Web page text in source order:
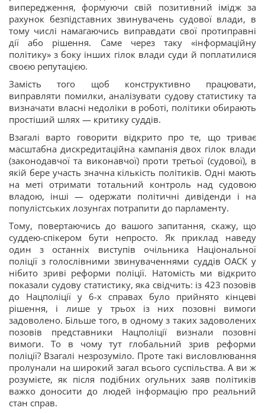
випередження, формуючи свій позитивний імідж за
рахунок безпідставних звинувачень судової влади, в
тому числі намагаючись виправдати свої протиправні
дії або рішення. Саме через таку «інформаційну
політику» з боку інших гілок влади суди й поплатилися
своєю репутацією.
Замість того щоб конструктивно працювати,
виправляти помилки, аналізувати судову статистику та
визначати власні недоліки в роботі, політики обирають
простіший шлях — критику суддів.
Взагалі варто говорити відкрито про те, що триває
масштабна дискредитаційна кампанія двох гілок влади
(законодавчої та виконавчої) проти третьої (судової), в
якій бере участь значна кількість політиків. Одні мають
на меті отримати тотальний контроль над судовою
владою, інші — одержати політичні дивіденди і на
популістських лозунгах потрапити до парламенту.
Тому, повертаючись до вашого запитання, скажу, що
суддею-спікером бути непросто. Як приклад наведу
один з останніх виступів очільника Національної
поліції з голослівними звинуваченнями суддів ОАСК у
нібито зриві реформи поліції. Натомість ми відкрито
показали судову статистику, яка свідчить: із 423 позовів
до Нацполіції у 6-х справах було прийнято кінцеві
рішення, і лише у трьох із них позовні вимоги
задоволено. Більше того, в одному з таких задоволених
позовів представники Нацполіції визнали позовні
вимоги. То в чому тут глобальний зрив реформи
поліції? Взагалі незрозуміло. Проте такі висловлювання
пролунали на широкий загал всього суспільства. А ви ж
розумієте, як після подібних огульних заяв політиків
важко доносити до людей інформацію про реальний
стан справ.